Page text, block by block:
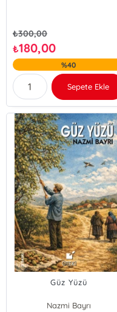
₺300,00
₺180,00
%40
Sepete Ekle
Güz Yüzü
Nazmi Bayrı